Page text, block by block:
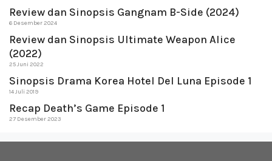
Review dan Sinopsis Gangnam B-Side (2024)
6 Desember 2024
Review dan Sinopsis Ultimate Weapon Alice
(2022)
25 Juni 2022
Sinopsis Drama Korea Hotel Del Luna Episode 1
14 Juli 2019
Recap Death’s Game Episode 1
27 Desember 2023